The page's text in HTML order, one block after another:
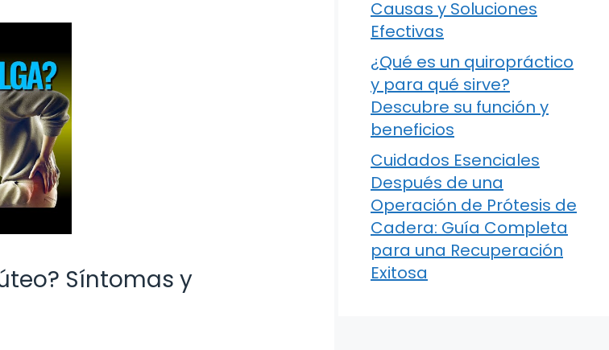
Síntomas y
Causas y Soluciones
Efectivas
¿Qué es un quiropráctico
y para qué sirve?
Descubre su función y
beneficios
Cuidados Esenciales
Después de una
Operación de Prótesis de
Cadera: Guía Completa
para una Recuperación
Exitosa